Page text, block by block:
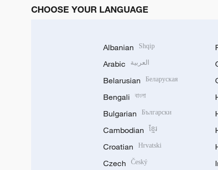
CHOOSE YOUR LANGUAGE
Albanian Shqip
Arabic العربية
Belarusian Беларуская
Bengali বাংলা
Bulgarian Български
Cambodian ខ្មែរ
Croatian Hrvatski
Czech Český